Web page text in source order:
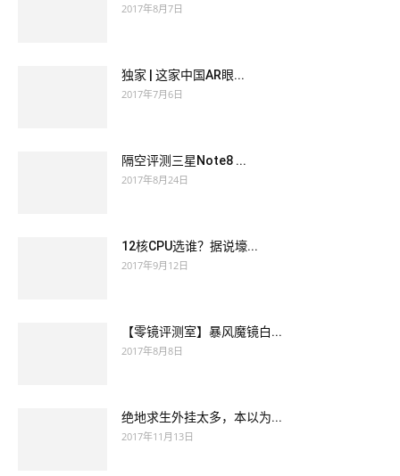
2017年8月7日
独家 | 这家中国AR眼...
2017年7月6日
隔空评测三星Note8 ...
2017年8月24日
12核CPU选谁？据说壕...
2017年9月12日
【零镜评测室】暴风魔镜白...
2017年8月8日
绝地求生外挂太多，本以为...
2017年11月13日